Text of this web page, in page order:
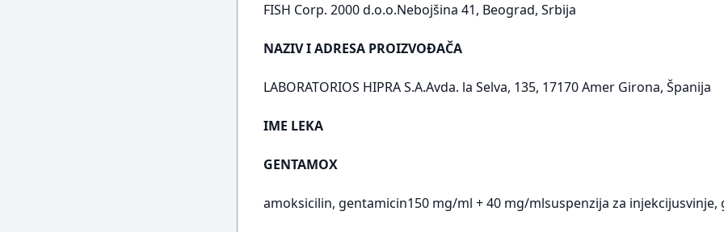
FISH Corp. 2000 d.o.o.Nebojšina 41, Beograd, Srbija
NAZIV I ADRESA PROIZVOĐAČA
LABORATORIOS HIPRA S.A.Avda. la Selva, 135, 17170 Amer Girona, Španija
IME LEKA
GENTAMOX
amoksicilin, gentamicin150 mg/ml + 40 mg/mlsuspenzija za injekcijusvinje,